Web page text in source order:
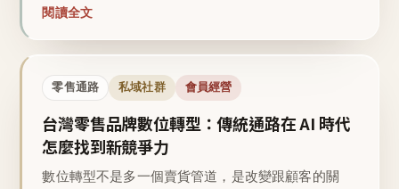
閱讀全文
零售通路 私域社群 會員經營
台灣零售品牌數位轉型：傳統通路在 AI 時代
怎麼找到新競爭力
數位轉型不是多一個賣貨管道，是改變跟顧客的關